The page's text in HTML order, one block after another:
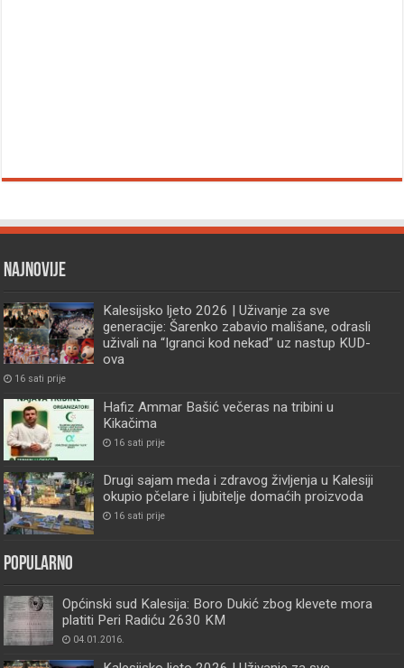
Najnovije
Kalesijsko ljeto 2026 | Uživanje za sve
generacije: Šarenko zabavio mališane, odrasli
uživali na “Igranci kod nekad” uz nastup KUD-
ova
16 sati prije
Hafiz Ammar Bašić večeras na tribini u
Kikačima
16 sati prije
Drugi sajam meda i zdravog življenja u Kalesiji
okupio pčelare i ljubitelje domaćih proizvoda
16 sati prije
Popularno
Općinski sud Kalesija: Boro Dukić zbog klevete mora
platiti Peri Radiću 2630 KM
04.01.2016.